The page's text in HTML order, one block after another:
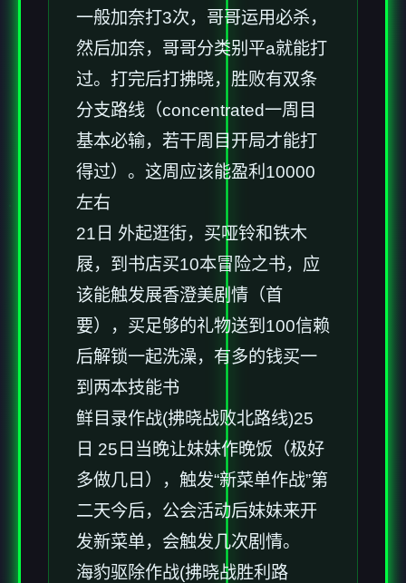
一般加奈打3次，哥哥运用必杀，
然后加奈，哥哥分类别平a就能打
过。打完后打拂晓，胜败有双条
分支路线（concentrated一周目
基本必输，若干周目开局才能打
得过）。这周应该能盈利10000
左右
21日 外起逛街，买哑铃和铁木
屐，到书店买10本冒险之书，应
该能触发展香澄美剧情（首
要），买足够的礼物送到100信赖
后解锁一起洗澡，有多的钱买一
到两本技能书
鲜目录作战(拂晓战败北路线)25
日 25日当晚让妹妹作晚饭（极好
多做几日），触发“新菜单作战”第
二天今后，公会活动后妹妹来开
发新菜单，会触发几次剧情。
海豹驱除作战(拂晓战胜利路